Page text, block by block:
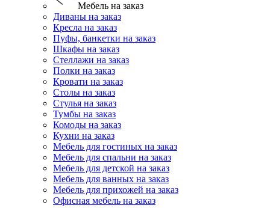
Мебель на заказ
Диваны на заказ
Кресла на заказ
Пуфы, банкетки на заказ
Шкафы на заказ
Стеллажи на заказ
Полки на заказ
Кровати на заказ
Столы на заказ
Стулья на заказ
Тумбы на заказ
Комоды на заказ
Кухни на заказ
Мебель для гостиных на заказ
Мебель для спальни на заказ
Мебель для детской на заказ
Мебель для ванных на заказ
Мебель для прихожей на заказ
Офисная мебель на заказ